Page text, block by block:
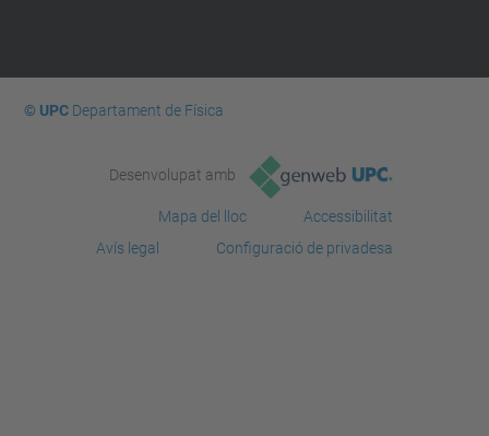
© UPCDepartament de Física
Desenvolupat amb
Mapa del lloc
Accessibilitat
Avís legal
Configuració de privadesa